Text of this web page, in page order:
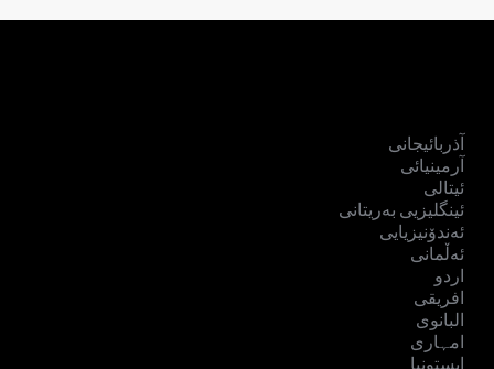
آذربائیجانی
آرمینیائی
ئیتالی
ئینگلیزیی بەریتانی
ئەندۆنیزیایی
ئەڵمانی
اردو
افریقی
البانوی
امہاری
ایستونیا